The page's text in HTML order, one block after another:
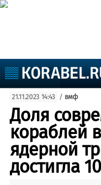
Судоходство
Судоремонт
События
Пресс-релизы
Порты
Рыболовство
ВМФ
Образование
Яхты и катера
Еще
21.11.2023 14:43 / вмф
Доля
кораблей
ядерной
достигла